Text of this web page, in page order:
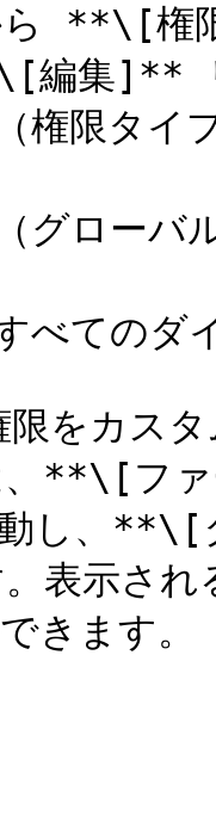
ら **\[権
編集]**
権限タ
グローバ
べてのダ
限をカス
は、**\[
し、
表示さ
きます。